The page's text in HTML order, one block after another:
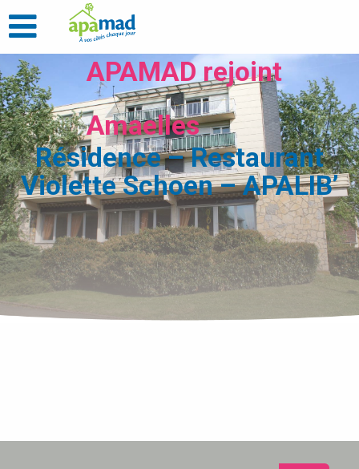
APAMAD rejoint
Amaelles
Résidence – Restaurant
Violette Schoen – APALIB’